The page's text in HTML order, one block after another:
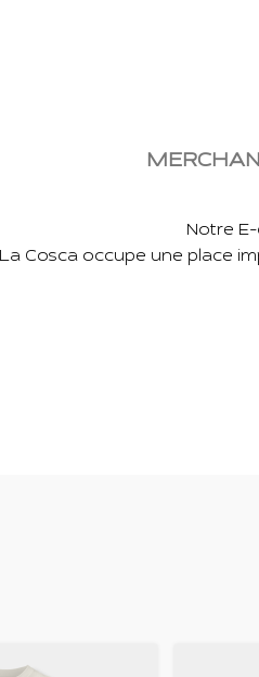
Notre
La Cosca occupe une place